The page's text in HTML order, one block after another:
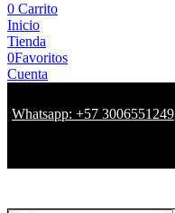
0 Carrito
Inicio
Tienda
0Favoritos
Cuenta
Whatsapp: +57 3006551249